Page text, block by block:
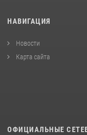
НАВИГАЦИЯ
Новости
Карта сайта
ОФИЦИАЛЬНЫЕ